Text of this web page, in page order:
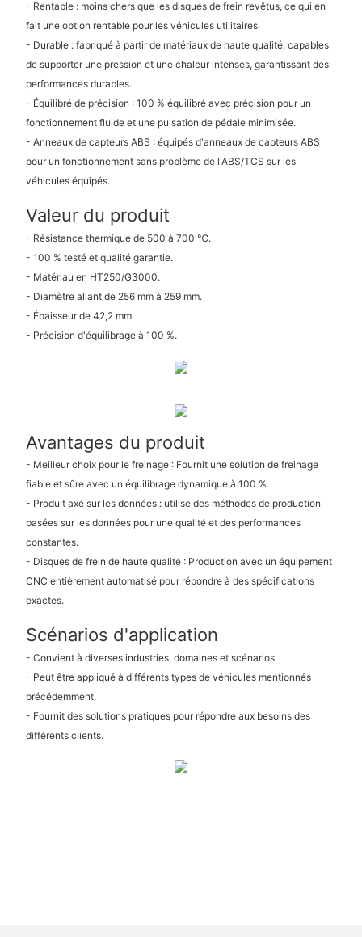
- Rentable : moins chers que les disques de frein revêtus, ce qui en
fait une option rentable pour les véhicules utilitaires.
- Durable : fabriqué à partir de matériaux de haute qualité, capables
de supporter une pression et une chaleur intenses, garantissant des
performances durables.
- Équilibré de précision : 100 % équilibré avec précision pour un
fonctionnement fluide et une pulsation de pédale minimisée.
- Anneaux de capteurs ABS : équipés d'anneaux de capteurs ABS
pour un fonctionnement sans problème de l'ABS/TCS sur les
véhicules équipés.
Valeur du produit
- Résistance thermique de 500 à 700 ℃.
- 100 % testé et qualité garantie.
- Matériau en HT250/G3000.
- Diamètre allant de 256 mm à 259 mm.
- Épaisseur de 42,2 mm.
- Précision d'équilibrage à 100 %.
Avantages du produit
- Meilleur choix pour le freinage : Fournit une solution de freinage
fiable et sûre avec un équilibrage dynamique à 100 %.
- Produit axé sur les données : utilise des méthodes de production
basées sur les données pour une qualité et des performances
constantes.
- Disques de frein de haute qualité : Production avec un équipement
CNC entièrement automatisé pour répondre à des spécifications
exactes.
Scénarios d'application
- Convient à diverses industries, domaines et scénarios.
- Peut être appliqué à différents types de véhicules mentionnés
précédemment.
- Fournit des solutions pratiques pour répondre aux besoins des
différents clients.